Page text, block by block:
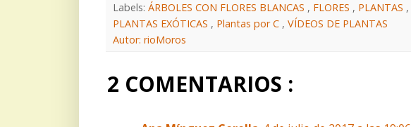
Labels: ÁRBOLES CON FLORES BLANCAS , FLORES , PLANTAS ,
PLANTAS EXÓTICAS , Plantas por C , VÍDEOS DE PLANTAS
Autor: rioMoros
2 COMENTARIOS :